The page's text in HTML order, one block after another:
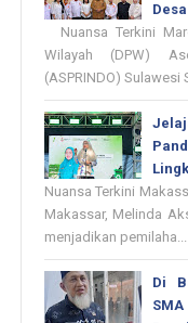
Nuansa Terkini
Wilayah (DPW)
(ASPRINDO) Sulawesi
Nuansa Terkini
Makassar, Melinda
menjadikan pemilaha...
Di